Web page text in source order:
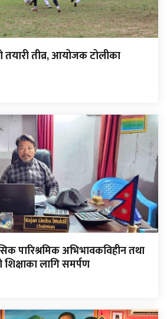
तीव्र, आयोजक टोलीका
पारिश्रमिक अभिभावकविहीन तथा
लागि समर्पण